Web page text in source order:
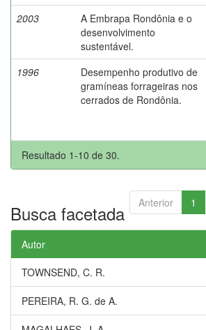
2003
A Embrapa Rondônia e o
desenvolvimento
sustentável.
1996
Desempenho produtivo de
gramíneas forrageiras nos
cerrados de Rondônia.
Resultado 1-10 de 30.
Anterior 1
Busca facetada
Autor
TOWNSEND, C. R.
PEREIRA, R. G. de A.